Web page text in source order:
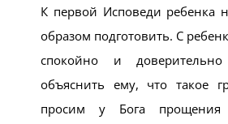
К первой Исповеди ребенка
образом подготовить. С
спокойно и доверительно
объяснить ему, что такое
просим у Бога